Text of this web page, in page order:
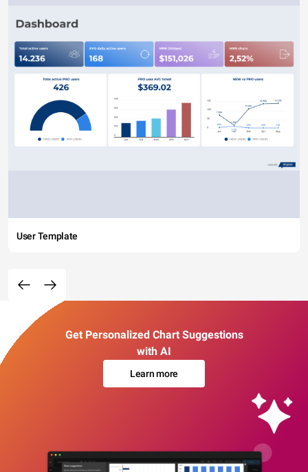
User Template
Get Personalized Chart Suggestions
with AI
Learn more